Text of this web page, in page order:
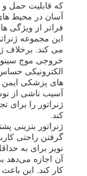
اخبار
همه موارد
درخواست
مجموعه دیزل
مجموعه
که قابلیت حمل و
آسان در محیط
فراتر از ویژگی
این مجموعه
می کند. برخلاف
خروجی موج
الکترونیکی حساس
های پزشکی
آسیب ناشی از
ژنراتور را برای
کند.
گرفتن راحتی
نویز برای به
آن اجازه می‌دهد
کار کند. این